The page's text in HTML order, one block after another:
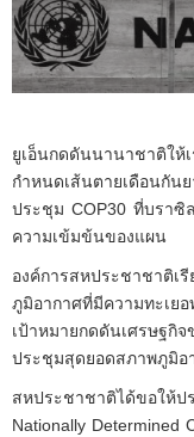
ยูเอ็นกดดันนานาชาติใ
กำหนดเส้นตายเดือน
ประชุม COP30 ที่บราซิ
ความเข้มข้นของแผน
องค์การสหประชาชาติเ
ภูมิอากาศที่มีความทะเ
เป้าหมายกดดันเศรษฐกิ
ประชุมสุดยอดสภาพภูมิ
สหประชาชาติได้ขอใ
Nationally Determined